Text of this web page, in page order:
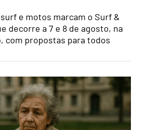
e motos marcam o Surf &
decorre a 7 e 8 de agosto, na
com propostas para todos